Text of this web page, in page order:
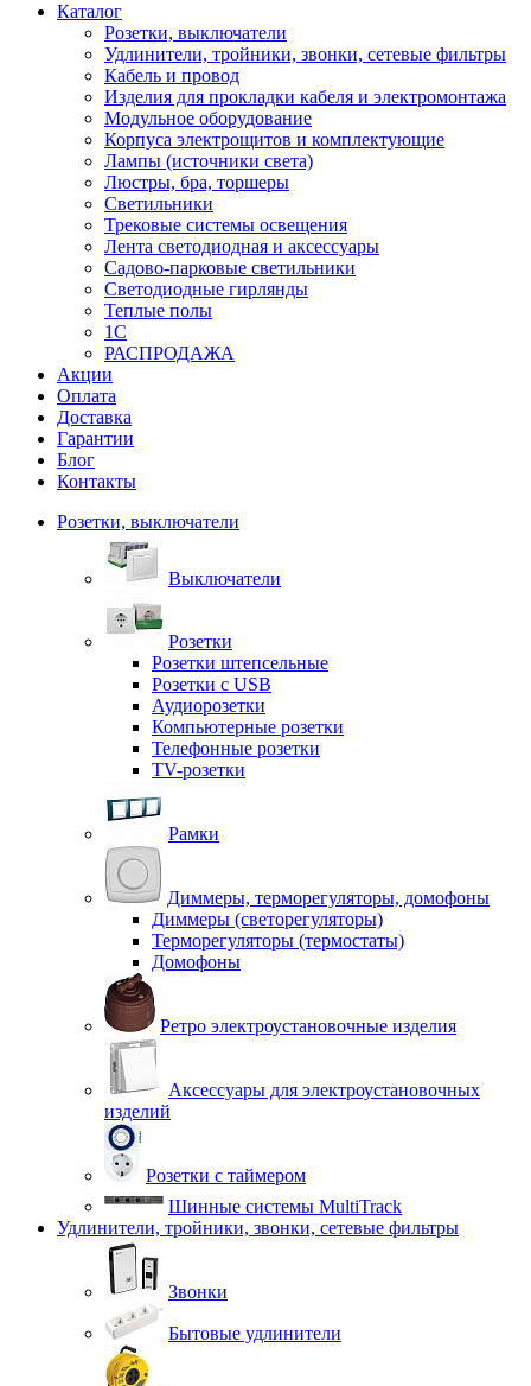
Каталог
Розетки, выключатели
Удлинители, тройники, звонки, сетевые фильтры
Кабель и провод
Изделия для прокладки кабеля и электромонтажа
Модульное оборудование
Корпуса электрощитов и комплектующие
Лампы (источники света)
Люстры, бра, торшеры
Светильники
Трековые системы освещения
Лента светодиодная и аксессуары
Садово-парковые светильники
Светодиодные гирлянды
Теплые полы
1С
РАСПРОДАЖА
Акции
Оплата
Доставка
Гарантии
Блог
Контакты
Розетки, выключатели
Выключатели
Розетки
Розетки штепсельные
Розетки с USB
Аудиорозетки
Компьютерные розетки
Телефонные розетки
TV-розетки
Рамки
Диммеры, терморегуляторы, домофоны
Диммеры (светорегуляторы)
Терморегуляторы (термостаты)
Домофоны
Ретро электроустановочные изделия
Аксессуары для электроустановочных
изделий
Розетки с таймером
Шинные системы MultiTrack
Удлинители, тройники, звонки, сетевые фильтры
Звонки
Бытовые удлинители